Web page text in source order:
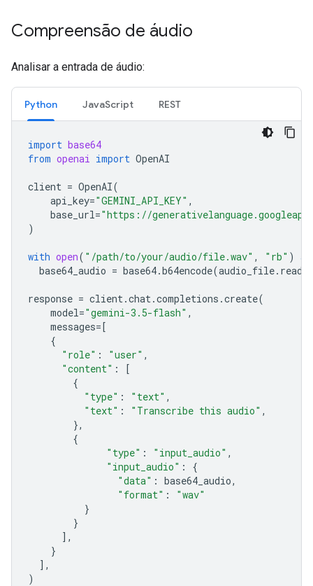
Compreensão de áudio
Analisar a entrada de áudio:
Python JavaScript REST
import base64
from openai import OpenAI
client = OpenAI(
api_key="GEMINI_API_KEY" ,
base_url="https://
)
with open( "/path/to/your/audio/file.wav" , "rb" ) as
base64_audio = base64.b64encode(audio_file. read
response = client.chat.completions .create(
model="gemini-3.5-flash" ,
messages=[
{
"role" : "user" ,
"content" :
[
{
"type" : "text" ,
"text" : "Transcribe this audio" ,
},
{
"type" : "input_audio" ,
"input_audio" :
{
"data" : base64_audio,
"format" :
"wav"
}
}
],
}
],
)